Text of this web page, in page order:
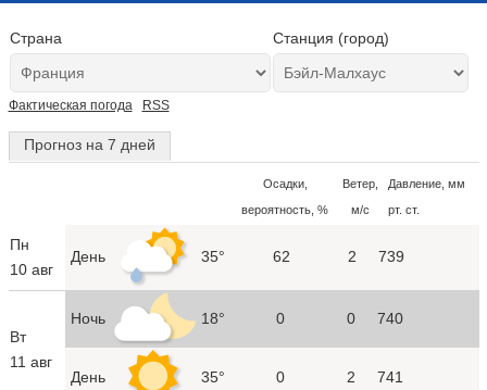
Страна Станция (город)
Фактическая погода RSS
Прогноз на 7 дней
Осадки,
вероятность, %
Ветер,
м/с
Давление, мм
рт. ст.
Пн
10 авг
День 35° 62 2 739
Вт
11 авг
Ночь 18° 0 0 740
День 35° 0 2 741